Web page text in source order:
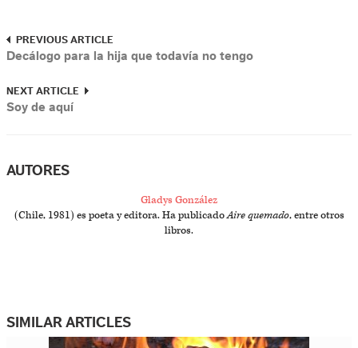
PREVIOUS ARTICLE
Decálogo para la hija que todavía no tengo
NEXT ARTICLE
Soy de aquí
AUTORES
Gladys González
(Chile, 1981) es poeta y editora. Ha publicadoAire quemado, entre otros
libros.
SIMILAR ARTICLES